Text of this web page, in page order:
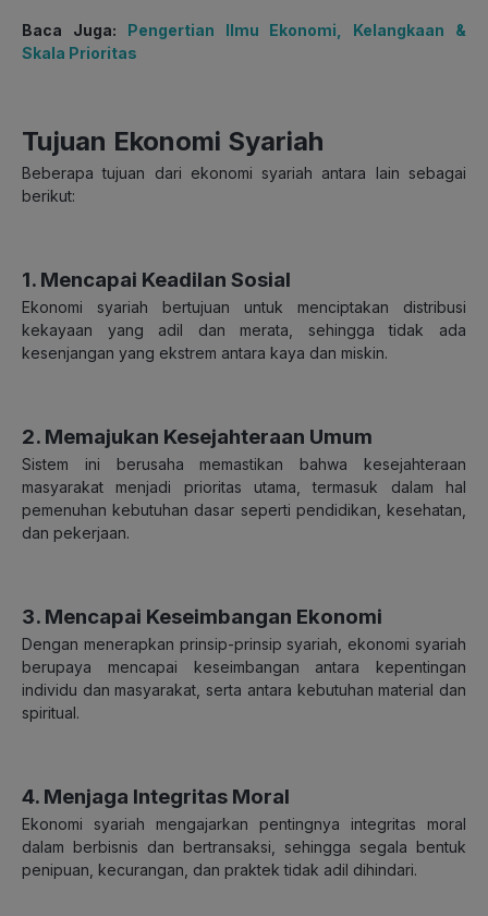
Baca Juga: Pengertian Ilmu Ekonomi, Kelangkaan &
Skala Prioritas
Tujuan Ekonomi Syariah
Beberapa tujuan dari ekonomi syariah antara lain sebagai
berikut:
1. Mencapai Keadilan Sosial
Ekonomi syariah bertujuan untuk menciptakan distribusi
kekayaan yang adil dan merata, sehingga tidak ada
kesenjangan yang ekstrem antara kaya dan miskin.
2. Memajukan Kesejahteraan Umum
Sistem ini berusaha memastikan bahwa kesejahteraan
masyarakat menjadi prioritas utama, termasuk dalam hal
pemenuhan kebutuhan dasar seperti pendidikan, kesehatan,
dan pekerjaan.
3. Mencapai Keseimbangan Ekonomi
Dengan menerapkan prinsip-prinsip syariah, ekonomi syariah
berupaya mencapai keseimbangan antara kepentingan
individu dan masyarakat, serta antara kebutuhan material dan
spiritual.
4. Menjaga Integritas Moral
Ekonomi syariah mengajarkan pentingnya integritas moral
dalam berbisnis dan bertransaksi, sehingga segala bentuk
penipuan, kecurangan, dan praktek tidak adil dihindari.